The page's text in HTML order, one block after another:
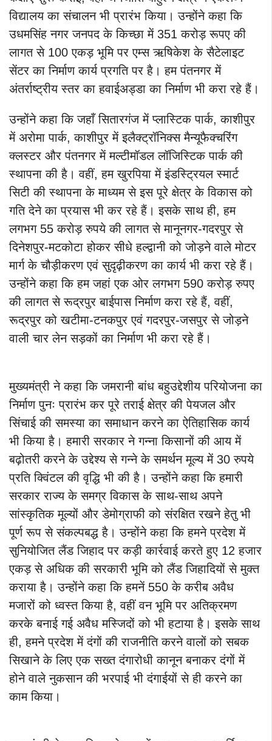
विद्यालय का संचालन भी प्रारंभ किया। उन्होंने कहा कि
उधमसिंह नगर जनपद के किच्छा में 351 करोड़ रूपए की
लागत से 100 एकड़ भूमि पर एम्स ऋषिकेश के सैटेलाइट
सेंटर का निर्माण कार्य प्रगति पर है। हम पंतनगर में
अंतर्राष्ट्रीय स्तर का हवाईअड्डा का निर्माण भी करा रहे हैं।
उन्होंने कहा कि जहाँ सितारगंज में प्लास्टिक पार्क, काशीपुर
में अरोमा पार्क, काशीपुर में इलैक्ट्रॉनिक्स मैन्यूफैक्चरिंग
क्लस्टर और पंतनगर में मल्टीमॉडल लॉजिस्टिक पार्क की
स्थापना की है। वहीं, हम खुरपिया में इंडस्ट्रियल स्मार्ट
सिटी की स्थापना के माध्यम से इस पूरे क्षेत्र के विकास को
गति देने का प्रयास भी कर रहे हैं। इसके साथ ही, हम
लगभग 55 करोड़ रुपये की लागत से मानूनगर-गदरपुर से
दिनेशपुर-मटकोटा होकर सीधे हल्द्वानी को जोड़ने वाले मोटर
मार्ग के चौड़ीकरण एवं सुदृढ़ीकरण का कार्य भी करा रहे हैं।
उन्होंने कहा कि हम जहां एक ओर लगभग 590 करोड़ रुपए
की लागत से रूद्रपुर बाईपास निर्माण करा रहे हैं, वहीं,
रूद्रपुर को खटीमा-टनकपुर एवं गदरपुर-जसपुर से जोड़ने
वाली चार लेन सड़कों का निर्माण भी करा रहे हैं।
मुख्यमंत्री ने कहा कि जमरानी बांध बहुउद्देशीय परियोजना का
निर्माण पुनः प्रारंभ कर पूरे तराई क्षेत्र की पेयजल और
सिंचाई की समस्या का समाधान करने का ऐतिहासिक कार्य
भी किया है। हमारी सरकार ने गन्ना किसानों की आय में
बढ़ोतरी करने के उद्देश्य से गन्ने के समर्थन मूल्य में 30 रुपये
प्रति क्विंटल की वृद्धि भी की है। उन्होंने कहा कि हमारी
सरकार राज्य के समग्र विकास के साथ-साथ अपने
सांस्कृतिक मूल्यों और डेमोग्राफी को संरक्षित रखने हेतु भी
पूर्ण रूप से संकल्पबद्ध है। उन्होंने कहा कि हमने प्रदेश में
सुनियोजित लैंड जिहाद पर कड़ी कार्रवाई करते हुए 12 हजार
एकड़ से अधिक की सरकारी भूमि को लैंड जिहादियों से मुक्त
कराया है। उन्होंने कहा कि हमनें 550 के करीब अवैध
मजारों को ध्वस्त किया है, वहीं वन भूमि पर अतिक्रमण
करके बनाई गई अवैध मस्जिदों को भी हटाया है। इसके साथ
ही, हमने प्रदेश में दंगों की राजनीति करने वालों को सबक
सिखाने के लिए एक सख्त दंगारोधी कानून बनाकर दंगों में
होने वाले नुकसान की भरपाई भी दंगाईयों से ही करने का
काम किया।